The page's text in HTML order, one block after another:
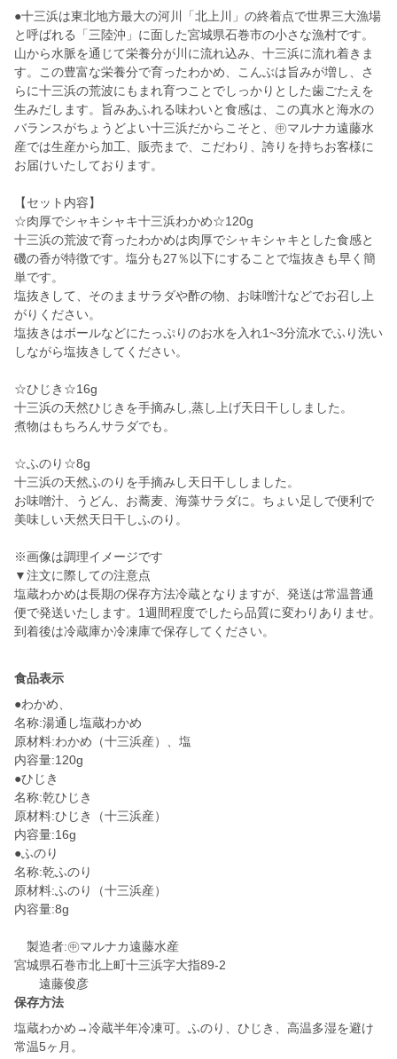
●十三浜は東北地方最大の河川「北上川」の終着点で世界三大漁場
と呼ばれる「三陸沖」に面した宮城県石巻市の小さな漁村です。
山から水脈を通じて栄養分が川に流れ込み、十三浜に流れ着きま
す。この豊富な栄養分で育ったわかめ、こんぶは旨みが増し、さ
らに十三浜の荒波にもまれ育つことでしっかりとした歯ごたえを
生みだします。旨みあふれる味わいと食感は、この真水と海水の
バランスがちょうどよい十三浜だからこそと、㊥マルナカ遠藤水
産では生産から加工、販売まで、こだわり、誇りを持ちお客様に
お届けいたしております。
【セット内容】
☆肉厚でシャキシャキ十三浜わかめ☆120g
十三浜の荒波で育ったわかめは肉厚でシャキシャキとした食感と
磯の香が特徴です。塩分も27％以下にすることで塩抜きも早く簡
単です。
塩抜きして、そのままサラダや酢の物、お味噌汁などでお召し上
がりください。
塩抜きはボールなどにたっぷりのお水を入れ1~3分流水でふり洗い
しながら塩抜きしてください。
☆ひじき☆16g
十三浜の天然ひじきを手摘みし,蒸し上げ天日干ししました。
煮物はもちろんサラダでも。
☆ふのり☆8g
十三浜の天然ふのりを手摘みし天日干ししました。
お味噌汁、うどん、お蕎麦、海藻サラダに。ちょい足しで便利で
美味しい天然天日干しふのり。
※画像は調理イメージです
▼注文に際しての注意点
塩蔵わかめは長期の保存方法冷蔵となりますが、発送は常温普通
便で発送いたします。1週間程度でしたら品質に変わりありませ。
到着後は冷蔵庫か冷凍庫で保存してください。
食品表示
●わかめ、
名称:湯通し塩蔵わかめ
原材料:わかめ（十三浜産）、塩
内容量:120g
●ひじき
名称:乾ひじき
原材料:ひじき（十三浜産）
内容量:16g
●ふのり
名称:乾ふのり
原材料:ふのり（十三浜産）
内容量:8g
製造者:㊥マルナカ遠藤水産
宮城県石巻市北上町十三浜字大指89-2
保存方法
塩蔵わかめ→冷蔵半年冷凍可。ふのり、ひじき、高温多湿を避け
常温5ヶ月。